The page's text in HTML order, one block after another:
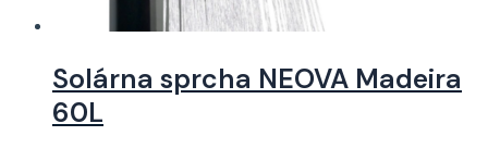
Solárna sprcha NEOVA Madeira
60L